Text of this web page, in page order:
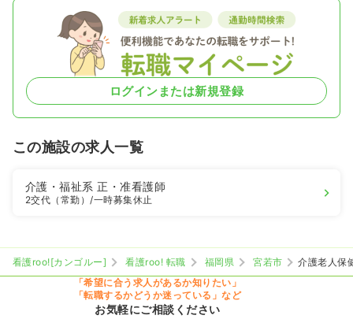
ログインまたは新規登録
この施設の求人一覧
介護・福祉系正・准看護師
2交代（常勤）/一時募集休止
看護roo![カンゴルー] 看護roo! 転職 福岡県 宮若市
介護老人保
「希望に合う求人があるか知りたい」
「転職するかどうか迷っている」など
お気軽にご相談ください